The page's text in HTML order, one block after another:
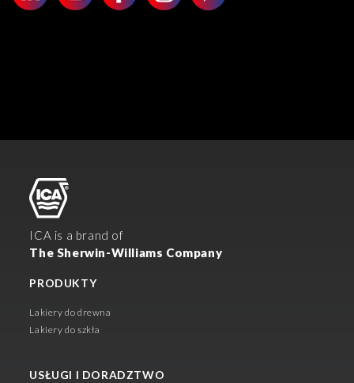
ICA is a brand of
The Sherwin-Williams Company
PRODUKTY
Lakiery do drewna
Lakiery do szkła
USŁUGI I DORADZTWO